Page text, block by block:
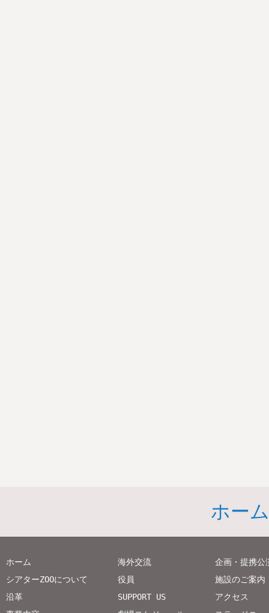
ホーム
ホーム
シアターZOOについて
沿革
海外交流
役員
SUPPORT US
企画・提携公
施設のご案内
アクセス